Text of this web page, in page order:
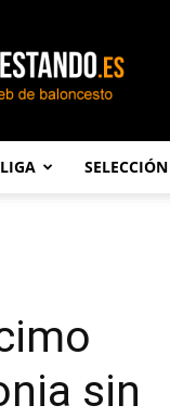
SELECCIÓN
sin